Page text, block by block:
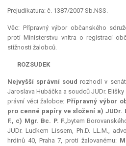
Prejudikatura: č. 1387/2007 Sb.NSS.
Věc: Přípravný výbor občanského
proti Ministerstvu vnitra o registraci
stížnosti žalobců.
ROZSUDEK
Nejvyšší správní soud rozhodl v
Jaroslava Hubáčka a soudců JUDr. Elišky
právní věci žalobce: Přípravný výbor
pro cenné papíry ve složení a) JUDr.
F., c) Mgr. Bc. P. F., bytem
JUDr. Luďkem Lissem, Ph.D. LL.M.,
hrdinů 40, Praha 7, proti žalovanému: